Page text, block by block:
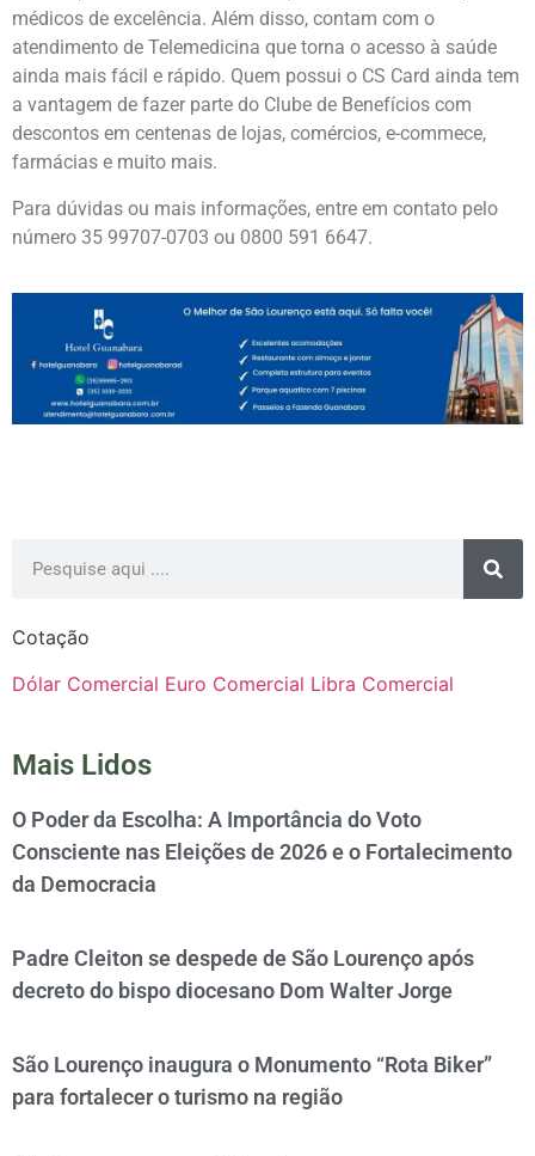
médicos de excelência. Além disso, contam com o
atendimento de Telemedicina que torna o acesso à saúde
ainda mais fácil e rápido. Quem possui o CS Card ainda tem
a vantagem de fazer parte do Clube de Benefícios com
descontos em centenas de lojas, comércios, e-commece,
farmácias e muito mais.
Para dúvidas ou mais informações, entre em contato pelo
número 35 99707-0703 ou 0800 591 6647.
Cotação
Dólar Comercial Euro Comercial Libra Comercial
Mais Lidos
O Poder da Escolha: A Importância do Voto
Consciente nas Eleições de 2026 e o Fortalecimento
da Democracia
Padre Cleiton se despede de São Lourenço após
decreto do bispo diocesano Dom Walter Jorge
São Lourenço inaugura o Monumento “Rota Biker”
para fortalecer o turismo na região